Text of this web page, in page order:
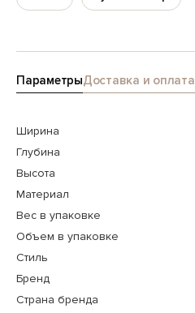
ПараметрыДоставка и оплата
Ширина
Глубина
Высота
Материал
Вес в упаковке
Объем в упаковке
Стиль
Бренд
Страна бренда